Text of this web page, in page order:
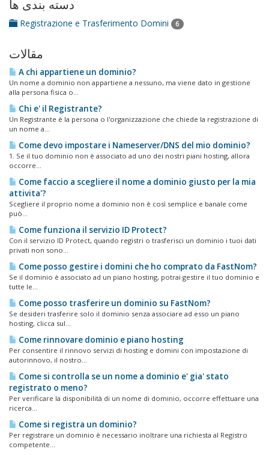
دسته بندی ها
Registrazione e Trasferimento Domini 6
مقالات
A chi appartiene un dominio?
Un nome a dominio non appartiene a nessuno, ma viene dato in gestione
alla persona fisica o...
Chi e' il Registrante?
Un Registrante è la persona o l'organizzazione che chiede la registrazione di
un nome a...
Come devo impostare i Nameserver/DNS del mio dominio?
1. Se il tuo dominio non è associato ad uno dei nostri piani hosting, allora
occorre...
Come faccio a scegliere il nome a dominio giusto per la mia
attivita'?
Scegliere il proprio nome a dominio non è così semplice e banale come
può...
Come funziona il servizio ID Protect?
Con il servizio ID Protect, quando registri o trasferisci un dominio i tuoi dati
privati non sono...
Come posso gestire i domini che ho comprato da FastNom?
Se il dominio è associato ad un piano hosting, potrai gestire il tuo dominio e
tutte le...
Come posso trasferire un dominio su FastNom?
Se desideri trasferire solo il dominio senza associare ad esso un piano
hosting, clicca sul...
Come rinnovare dominio e piano hosting
Per consentire il rinnovo servizi di hosting e domini con impostazione di
autorinnovo, il nostro...
Come si controlla se un nome a dominio e' gia' stato
registrato o meno?
Per verificare la disponibilità di un nome di dominio, occorre effettuare una
ricerca...
Come si registra un dominio?
Per registrare un dominio è necessario inoltrare una richiesta al Registro
competente...